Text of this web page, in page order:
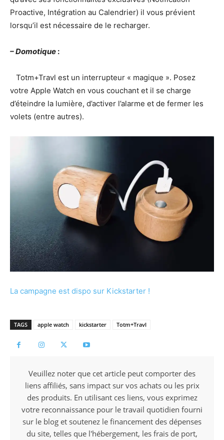
Proactive, Intégration au Calendrier) il vous prévient
lorsqu’il est nécessaire de le recharger.
– Domotique :
Totm+Travl est un interrupteur « magique ». Posez
votre Apple Watch en vous couchant et il se charge
d’éteindre la lumière, d’activer l’alarme et de fermer les
volets (entre autres).
La campagne est dispo sur Kickstarter !
TAGS apple watch kickstarter Totm+Travl
Veuillez noter que cet article peut comporter des
liens affiliés, sans impact sur vos achats ou les prix
des produits. En utilisant ces liens, vous exprimez
votre reconnaissance pour le travail quotidien fourni
sur le blog et soutenez le financement des dépenses
du site, telles que l'hébergement, les frais de port,